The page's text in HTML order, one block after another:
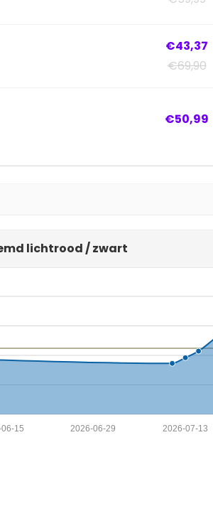
€43,37
€69,90
€50,99
lichtrood / zwart
2026-07-13
2026-06-29
15